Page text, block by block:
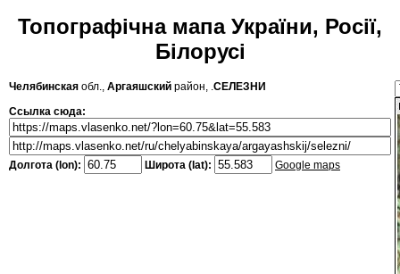
Топографічна мапа України, Росії,
Білорусі
Челябинская обл., Аргаяшский район, .СЕЛЕЗНИ
Ссылка сюда:
Долгота (lon): Широта (lat): Google maps